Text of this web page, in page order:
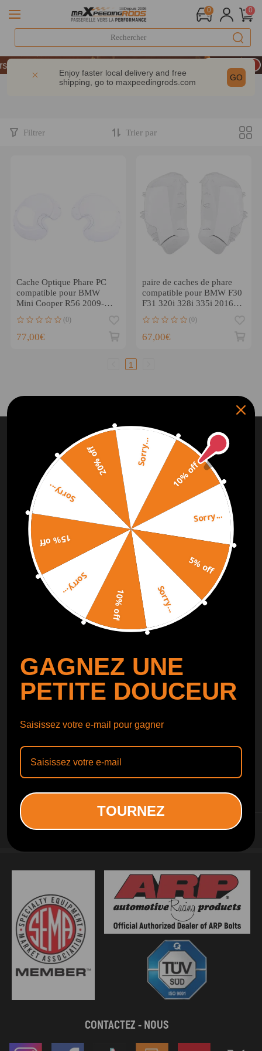
0 0
LIVRAISON GRATUITE À DOMICILE - FR
: -9% | CODE : MXR20TH
€ – CODE : WELCOME
Enjoy faster local delivery and free
shipping, go to maxpeedingrods.com GO
Filtrer Trier par
Cache Optique Phare PC
compatible pour BMW
Mini Cooper R56 2009-
63127270023
(0)
77,00€
paire de caches de phare
compatible pour BMW F30
F31 320i 328i 335i 2016-
(0)
67,00€
1
ABONNEZ-VOUS ET OBTENEZ 10%
RÉDUCTION
Abonnez-vous à notre Newsletter et obtenez des bonus
pour le prochain achat
S'ABONNER
SUIVI DE COMMANDE
Catalogue gratuit
Obtenir le
Catalogue
SERVICES D INFORMATION
SERVICES AUX CLIENTS
CONTACTEZ - NOUS
10% off
Sorry...
5% off
Sorry...
10% off
Sorry...
15% off
Sorry...
20% off Sorry...
GAGNEZ UNE
PETITE DOUCEUR
Saisissez votre e-mail pour gagner
TOURNEZ